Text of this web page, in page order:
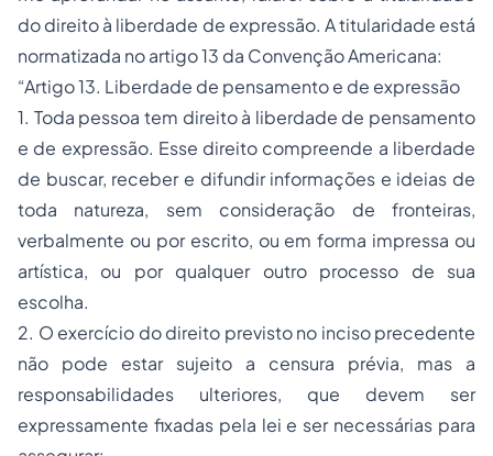
do direito à liberdade de expressão. A titularidade está
normatizada no artigo 13 da Convenção Americana:
“Artigo 13. Liberdade de pensamento e de expressão
1. Toda pessoa tem direito à liberdade de pensamento
e de expressão. Esse direito compreende a liberdade
de buscar, receber e difundir informações e ideias de
toda natureza, sem consideração de fronteiras,
verbalmente ou por escrito, ou em forma impressa ou
artística, ou por qualquer outro processo de sua
escolha.
2. O exercício do direito previsto no inciso precedente
não pode estar sujeito a censura prévia, mas a
responsabilidades ulteriores, que devem ser
expressamente fixadas pela lei e ser necessárias para